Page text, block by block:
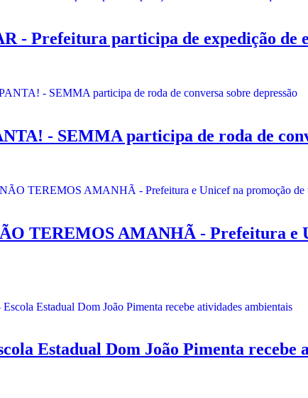
- Prefeitura participa de expedição de
- SEMMA participa de roda de
TEREMOS AMANHÃ - Prefeitura e
Estadual Dom João Pimenta recebe